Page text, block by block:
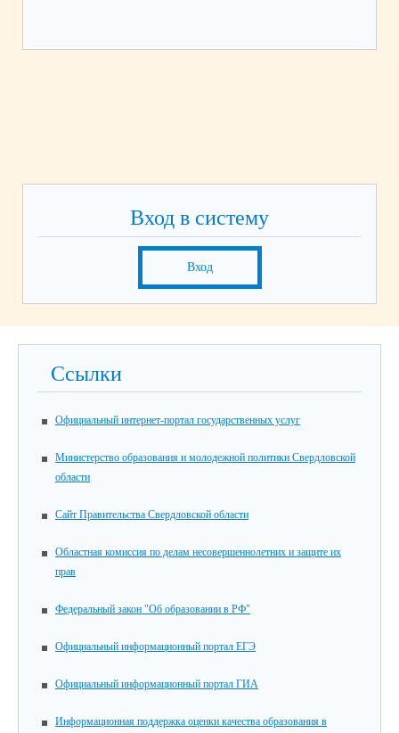
Вход в систему
Вход
Ссылки
Официальный интернет-портал государственных услуг
Министерство образования и молодежной политики Свердловской
области
Сайт Правительства Свердловской области
Областная комиссия по делам несовершеннолетних и защите их
прав
Федеральный закон "Об образовании в РФ"
Официальный информационный портал ЕГЭ
Официальный информационный портал ГИА
Информационная поддержка оценки качества образования в